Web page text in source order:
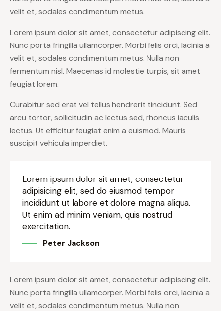
velit et, sodales condimentum metus.
Lorem ipsum dolor sit amet, consectetur adipiscing elit.
Nunc porta fringilla ullamcorper. Morbi felis orci, lacinia a
velit et, sodales condimentum metus. Nulla non
fermentum nisl. Maecenas id molestie turpis, sit amet
feugiat lorem.
Curabitur sed erat vel tellus hendrerit tincidunt. Sed
arcu tortor, sollicitudin ac lectus sed, rhoncus iaculis
lectus. Ut efficitur feugiat enim a euismod. Mauris
suscipit vehicula imperdiet.
Lorem ipsum dolor sit amet, consectetur
adipisicing elit, sed do eiusmod tempor
incididunt ut labore et dolore magna aliqua.
Ut enim ad minim veniam, quis nostrud
exercitation.
Peter Jackson
Lorem ipsum dolor sit amet, consectetur adipiscing elit.
Nunc porta fringilla ullamcorper. Morbi felis orci, lacinia a
velit et, sodales condimentum metus. Nulla non